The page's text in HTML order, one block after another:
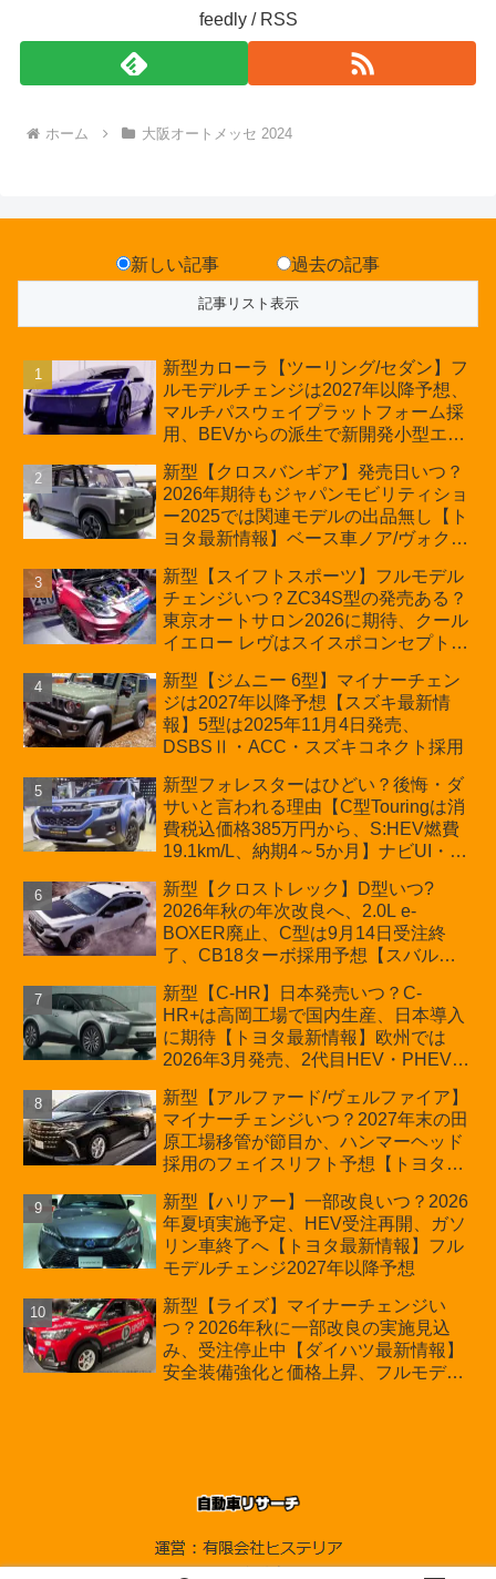
feedly / RSS
ホーム 大阪オートメッセ 2024
新しい記事 過去の記事
新型カローラ【ツーリング/セダン】フ
ルモデルチェンジは2027年以降予想、
マルチパスウェイプラットフォーム採
用、BEVからの派生で新開発小型エン
の採用は無しか【トヨタ最新情報】60
周年記念車発売
新型【クロスバンギア】発売日いつ？
2026年期待もジャパンモビリティショ
ー2025では関連モデルの出品無し【ト
ヨタ最新情報】ベース車ノア/ヴォクシ
ほか「コア」と「ツール」、デリカ
D:5対抗のクロスオーバーSUVミニバ
ン
新型【スイフトスポーツ】フルモデル
チェンジいつ？ZC34S型の発売ある？
東京オートサロン2026に期待、クール
イエロー レヴはスイスポコンセプト
プが争点【スズキ最新情報】特別仕様
車「ZC33S Final Edition」終了
新型【ジムニー 6型】マイナーチェン
ジは2027年以降予想【スズキ最新情
報】5型は2025年11月4日発売、
DSBSⅡ・ACC・スズキコネクト採用
新型フォレスターはひどい？後悔・ダ
サいと言われる理由【C型Touringは消
費税込価格385万円から、S:HEV燃費
19.1km/L、納期4～5か月】ナビUI・冬
カーオブザイヤーとJNCAP大賞受賞後
も残る注意点
新型【クロストレック】D型いつ?
2026年秋の年次改良へ、2.0L e-
BOXER廃止、C型は9月14日受注終
了、CB18ターボ採用予想【スバル最
新型【C-HR】日本発売いつ？C-
HR+は高岡工場で国内生産、日本導入
に期待【トヨタ最新情報】欧州では
2026年3月発売、2代目HEV・PHEVは
新型【アルファード/ヴェルファイア】
マイナーチェンジいつ？2027年末の田
原工場移管が節目か、ハンマーヘッド
採用のフェイスリフト予想【トヨタ最
費税込価格559万9000円から
新型【ハリアー】一部改良いつ？2026
年夏頃実施予定、HEV受注再開、ガソ
リン車終了へ【トヨタ最新情報】フル
モデルチェンジ2027年以降予想
新型【ライズ】マイナーチェンジい
つ？2026年秋に一部改良の実施見込
み、受注停止中【ダイハツ最新情報】
安全装備強化と価格上昇、フルモデル
© 2010-2026 自動車リサーチ.